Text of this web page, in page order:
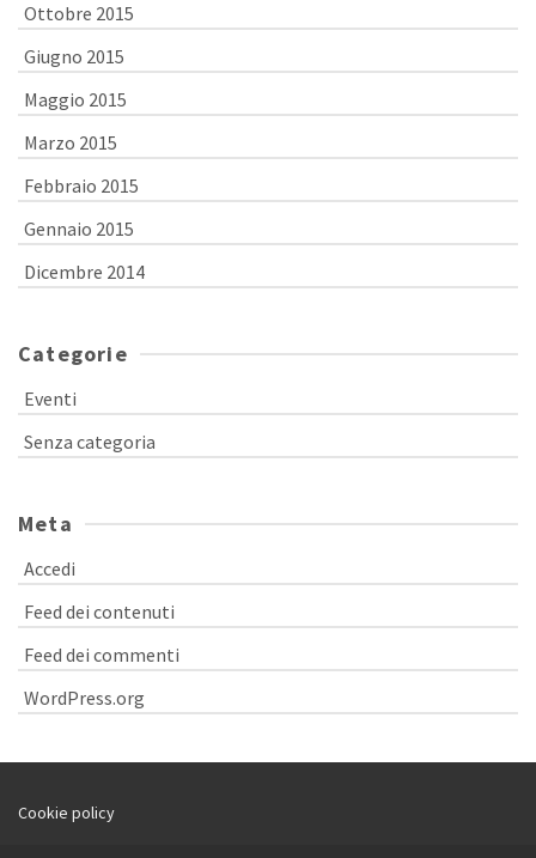
Ottobre 2015
Giugno 2015
Maggio 2015
Marzo 2015
Febbraio 2015
Gennaio 2015
Dicembre 2014
Categorie
Eventi
Senza categoria
Meta
Accedi
Feed dei contenuti
Feed dei commenti
WordPress.org
Cookie policy